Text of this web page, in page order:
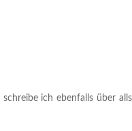
ich ebenfalls über alls